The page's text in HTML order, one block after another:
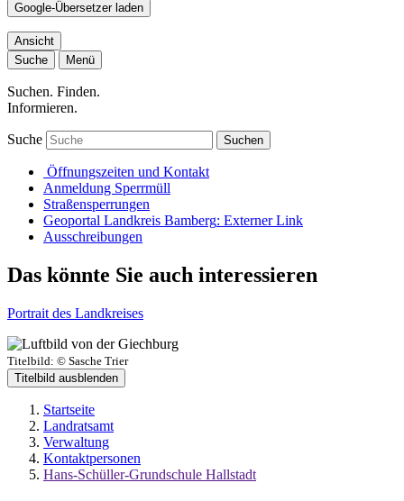
Google-Übersetzer laden
Ansicht
Suche
Menü
Suchen. Finden.
Informieren.
Suche Suchen
Öffnungszeiten und Kontakt
Anmeldung Sperrmüll
Straßensperrungen
Geoportal Landkreis Bamberg: Externer Link
Ausschreibungen
Das könnte Sie auch interessieren
Portrait des Landkreises
Titelbild: © Sasche Trier
Titelbild ausblenden
Startseite
Landratsamt
Verwaltung
Kontaktpersonen
Hans-Schüller-Grundschule Hallstadt